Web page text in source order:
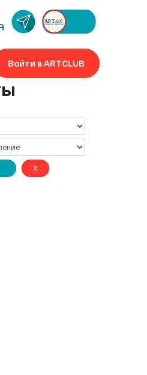
Войти в ARTCLUB
X